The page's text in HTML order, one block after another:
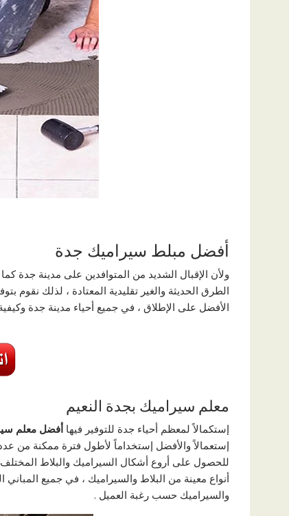
أفضل مبلط سيراميك جدة
ولأن الإقبال الشديد من المتوافدين علی مدينة جدة
الطرق الحديثة والغير تقليدية المعتادة ، لذلك نقوم
الأفضل علی الإطلاق ، في جميع أحياء مدينة جدة
معلم سيراميك بجدة النعيم
إستكمالاً لمعظم أحياء جدة للتوفير فيها أفضل معلم
إستعمالاً والأفضل إستخداماً لأطول فترة ممكنة من
للحصول علی أروع أشكال السيراميك والبلاط
أنواع معينة من البلاط والسيراميك ، في جميع
والسيراميك حسب رغبة العميل .